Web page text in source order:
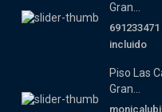
Gran...
691233471
incluido
Piso Las
Gran...